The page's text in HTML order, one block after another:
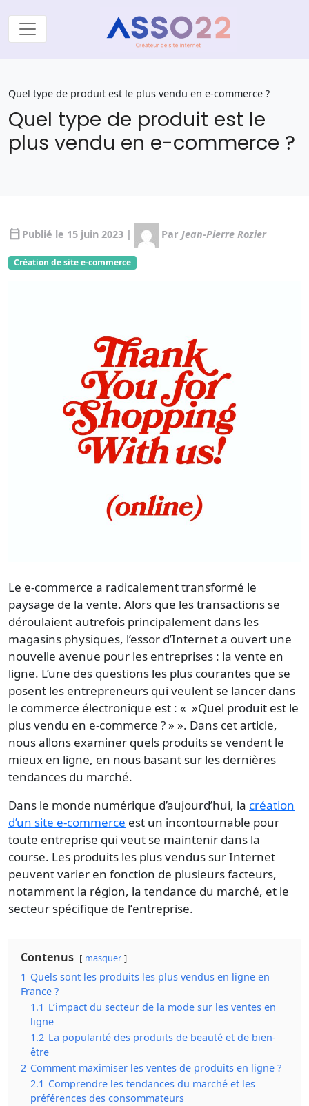
Quel type de produit est le plus vendu en e-commerce ?
Quel type de produit est le
plus vendu en e-commerce ?
calendar_today Publié le 15 juin 2023 | Par Jean-Pierre Rozier
Création de site e-commerce
Le e-commerce a radicalement transformé le
paysage de la vente. Alors que les transactions se
déroulaient autrefois principalement dans les
magasins physiques, l’essor d’Interneta ouvert une
nouvelle avenue pour les entreprises : la vente en
ligne. L’une des questions les plus courantes que se
posent les entrepreneurs qui veulent se lancer dans
le commerce électronique est : « »Quel produit est le
plus vendu en e-commerce ? » ». Dans cet article,
nous allons examiner quels produits se vendent le
mieux en ligne, en nous basant sur les dernières
tendances du marché.
Dans le monde numérique d’aujourd’hui, la création
d’un site e-commerce est un incontournable pour
toute entreprise qui veut se maintenir dans la
course. Les produits les plus vendus surInternet
peuvent varier en fonction de plusieurs facteurs,
notamment la région, la tendance du marché, et le
secteur spécifique de l’entreprise.
Contenus masquer
1 Quels sont les produits les plus vendus en ligne en
France ?
1.1 L’impact du secteur de la mode sur les ventes en
ligne
1.2 La popularité des produits de beauté et de bien-
être
2 Comment maximiser les ventes de produits en ligne ?
2.1 Comprendre les tendances du marché et les
préférences des consommateurs